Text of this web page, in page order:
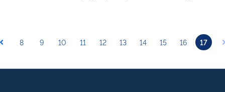
8 9 10 11 12 13 14 15 16 17